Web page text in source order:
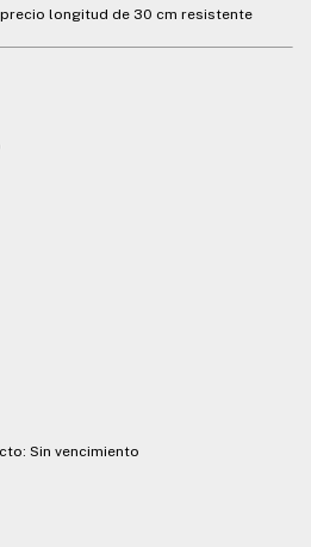
longitud de 30 cm resistente
Sin vencimiento